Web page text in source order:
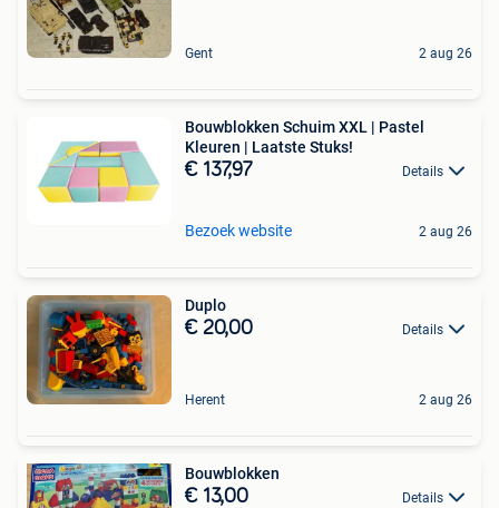
Gent 2 aug 26
Bouwblokken Schuim XXL | Pastel
Kleuren | Laatste Stuks!
€ 137,97 Details
Bezoek website 2 aug 26
Duplo
€ 20,00 Details
Herent 2 aug 26
Bouwblokken
€ 13,00 Details